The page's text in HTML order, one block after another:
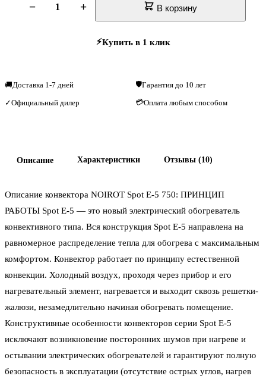
− + В корзину
⚡Купить в 1 клик
🚚Доставка 1-7 дней 🛡Гарантия до 10 лет
✓Официальный дилер 💳Оплата любым способом
Описание Характеристики Отзывы (10)
Описание конвектора NOIROT Spot E-5 750: ПРИНЦИП
РАБОТЫ Spot Е-5 — это новый электрический обогреватель
конвективного типа. Вся конструкция Spot Е-5 направлена на
равномерное распределение тепла для обогрева с максимальным
комфортом. Конвектор работает по принципу естественной
конвекции. Холодный воздух, проходя через прибор и его
нагревательный элемент, нагревается и выходит сквозь решетки-
жалюзи, незамедлительно начиная обогревать помещение.
Конструктивные особенности конвекторов серии Spot Е-5
исключают возникновение посторонних шумов при нагреве и
остывании электрических обогревателей и гарантируют полную
безопасность в эксплуатации (отсутствие острых углов, нагрев